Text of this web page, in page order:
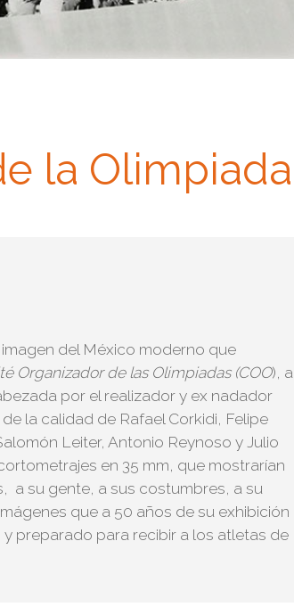
la Olimpiada
del México moderno que
é Organizador de las Olimpiadas (COO), a
por el realizador y ex nadador
la calidad de Rafael Corkidi, Felipe
Leiter, Antonio Reynoso y Julio
en 35 mm, que mostrarían
a su gente, a sus costumbres, a su
que a 50 años de su exhibición
preparado para recibir a los atletas de